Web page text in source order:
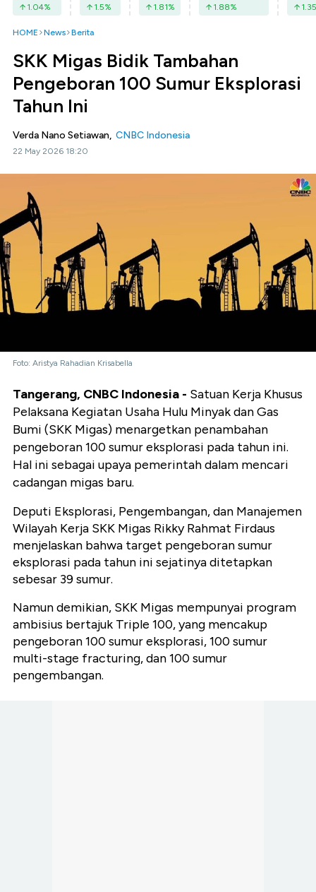
1.04% 1.5% 1.81% 1.88% 1.35
HOME News Berita
SKK Migas Bidik Tambahan
Pengeboran 100 Sumur Eksplorasi
Tahun Ini
Verda Nano Setiawan, CNBC Indonesia
22 May 2026 18:20
Foto: Aristya Rahadian Krisabella
Tangerang, CNBC Indonesia - Satuan Kerja Khusus
Pelaksana Kegiatan Usaha Hulu Minyak dan Gas
Bumi (SKK Migas) menargetkan penambahan
pengeboran 100 sumur eksplorasi pada tahun ini.
Hal ini sebagai upaya pemerintah dalam mencari
cadangan migas baru.
Deputi Eksplorasi, Pengembangan, dan Manajemen
Wilayah Kerja SKK Migas Rikky Rahmat Firdaus
menjelaskan bahwa target pengeboran sumur
eksplorasi pada tahun ini sejatinya ditetapkan
sebesar 39 sumur.
Namun demikian, SKK Migas mempunyai program
ambisius bertajuk Triple 100, yang mencakup
pengeboran 100 sumur eksplorasi, 100 sumur
multi-stage fracturing, dan 100 sumur
pengembangan.